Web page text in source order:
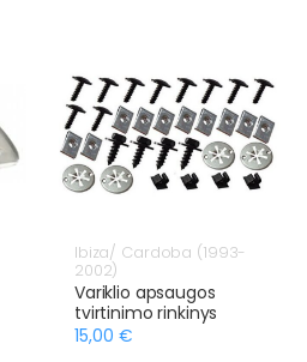
Ibiza/ Cardoba (1993-
2002)
Variklio apsaugos
tvirtinimo rinkinys
15,00 €